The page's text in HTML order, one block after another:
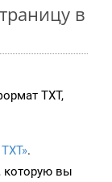
в
TXT,
.
которую вы